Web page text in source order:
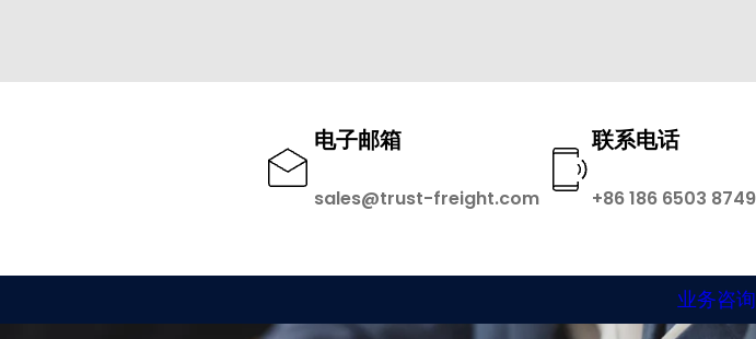
电子邮箱
sales@trust-freight.com
联系电话
+86 186 6503 8749
业务咨询